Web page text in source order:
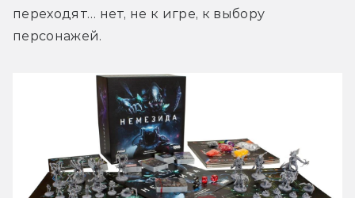
переходят… нет, не к игре, к выбору
персонажей.